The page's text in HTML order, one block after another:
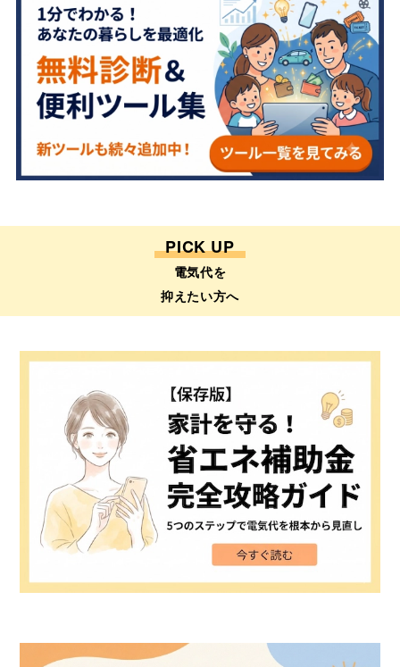
PICK UP
電気代を
抑えたい方へ